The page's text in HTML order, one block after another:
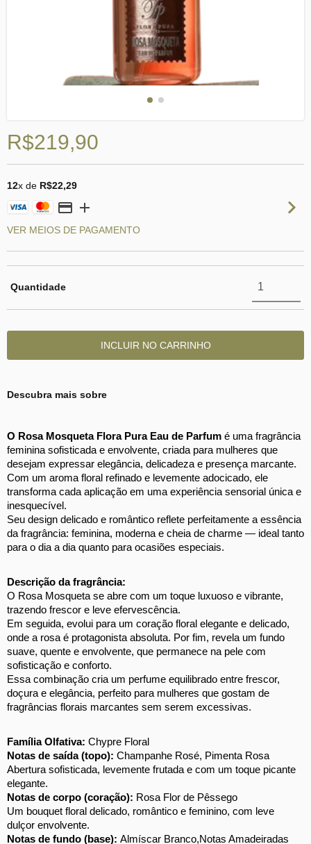
R$219,90
12x de R$22,29
VER MEIOS DE PAGAMENTO
Quantidade
Descubra mais sobre
O Rosa Mosqueta Flora Pura Eau de Parfum é uma fragrância
feminina sofisticada e envolvente, criada para mulheres que
desejam expressar elegância, delicadeza e presença marcante.
Com um aroma floral refinado e levemente adocicado, ele
transforma cada aplicação em uma experiência sensorial única e
inesquecível.
Seu design delicado e romântico reflete perfeitamente a essência
da fragrância: feminina, moderna e cheia de charme — ideal tanto
para o dia a dia quanto para ocasiões especiais.
Descrição da fragrância:
O Rosa Mosqueta se abre com um toque luxuoso e vibrante,
trazendo frescor e leve efervescência.
Em seguida, evolui para um coração floral elegante e delicado,
onde a rosa é protagonista absoluta. Por fim, revela um fundo
suave, quente e envolvente, que permanece na pele com
sofisticação e conforto.
Essa combinação cria um perfume equilibrado entre frescor,
doçura e elegância, perfeito para mulheres que gostam de
fragrâncias florais marcantes sem serem excessivas.
Família Olfativa: Chypre Floral
Notas de saída (topo): Champanhe Rosé, Pimenta Rosa
Abertura sofisticada, levemente frutada e com um toque picante
elegante.
Notas de corpo (coração): Rosa Flor de Pêssego
Um bouquet floral delicado, romântico e feminino, com leve
dulçor envolvente.
Notas de fundo (base): Almíscar Branco,Notas Amadeiradas